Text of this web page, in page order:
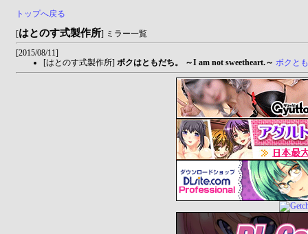
トップへ戻る
[はとのす式製作所] ミラー一覧
[2015/08/11]
[はとのす式製作所] ボクはともだち。 ～I am not sweetheart.～ ボクと